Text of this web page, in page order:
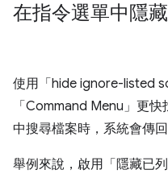
在指令選單中隱
使用「hide ignore-listed
「Command Menu」 更快
中搜尋檔案時，系統會傳
舉例來說，啟用「隱藏已